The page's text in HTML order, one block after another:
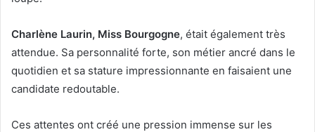
Charlène Laurin, Miss Bourgogne, était également très
attendue. Sa personnalité forte, son métier ancré dans le
quotidien et sa stature impressionnante en faisaient une
candidate redoutable.
Ces attentes ont créé une pression immense sur les